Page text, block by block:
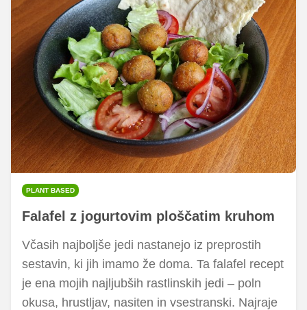
PLANT BASED
Falafel z jogurtovim ploščatim kruhom
Včasih najboljše jedi nastanejo iz preprostih
sestavin, ki jih imamo že doma. Ta falafel recept
je ena mojih najljubših rastlinskih jedi – poln
okusa, hrustljav, nasiten in vsestranski. Najraje